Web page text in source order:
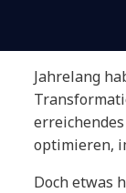
Jahrelang
optimieren,
Doch etwas